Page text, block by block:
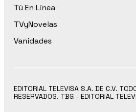
Tú En Línea
TVyNovelas
Vanidades
EDITORIAL TELEVISA S.A. DE C.V.
RESERVADOS. TBG - EDITORIAL